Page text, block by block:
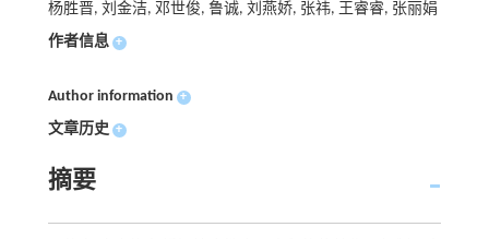
杨胜晋, 刘金洁, 邓世俊, 鲁诚, 刘燕娇, 张祎, 王睿睿, 张丽娟
作者信息 +
Author information +
文章历史 +
摘要